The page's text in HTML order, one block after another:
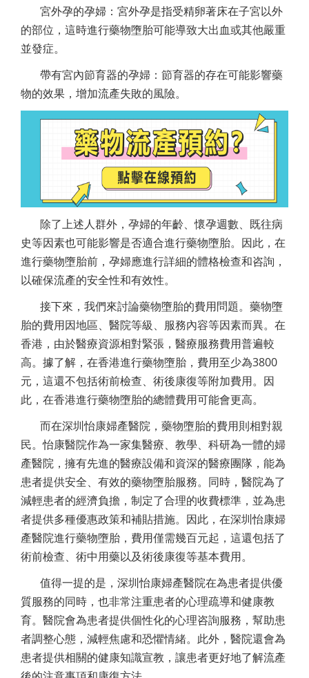
宮外孕的孕婦：宮外孕是指受精卵著床在子宮以外
的部位，這時進行藥物墮胎可能導致大出血或其他嚴重
並發症。
帶有宮內節育器的孕婦：節育器的存在可能影響藥
物的效果，增加流產失敗的風險。
除了上述人群外，孕婦的年齡、懷孕週數、既往病
史等因素也可能影響是否適合進行藥物墮胎。因此，在
進行藥物墮胎前，孕婦應進行詳細的體格檢查和咨詢，
以確保流產的安全性和有效性。
接下來，我們來討論藥物墮胎的費用問題。藥物墮
胎的費用因地區、醫院等級、服務內容等因素而異。在
香港，由於醫療資源相對緊張，醫療服務費用普遍較
高。據了解，在香港進行藥物墮胎，費用至少為3800
元，這還不包括術前檢查、術後康復等附加費用。因
此，在香港進行藥物墮胎的總體費用可能會更高。
而在深圳怡康婦產醫院，藥物墮胎的費用則相對親
民。怡康醫院作為一家集醫療、教學、科研為一體的婦
產醫院，擁有先進的醫療設備和資深的醫療團隊，能為
患者提供安全、有效的藥物墮胎服務。同時，醫院為了
減輕患者的經濟負擔，制定了合理的收費標準，並為患
者提供多種優惠政策和補貼措施。因此，在深圳怡康婦
產醫院進行藥物墮胎，費用僅需幾百元起，這還包括了
術前檢查、術中用藥以及術後康復等基本費用。
值得一提的是，深圳怡康婦產醫院在為患者提供優
質服務的同時，也非常注重患者的心理疏導和健康教
育。醫院會為患者提供個性化的心理咨詢服務，幫助患
者調整心態，減輕焦慮和恐懼情緒。此外，醫院還會為
患者提供相關的健康知識宣教，讓患者更好地了解流產